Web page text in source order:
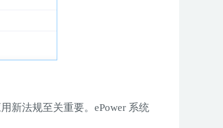
新法规至关重要。ePower 系统